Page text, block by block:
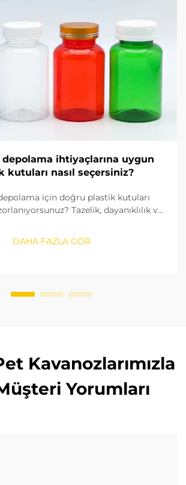
depolama ihtiyaçlarına uygun
kutuları nasıl seçersiniz?
için doğru plastik kutuları
Tazelik, dayanıklılık ve
Satın alma kılavuzunuzu hemen
edinin.
DAHA FAZLA GÖR
Kavanozlarımızla
Yorumları